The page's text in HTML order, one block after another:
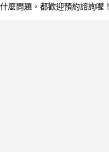
什麼問題，都歡迎預約諮詢喔！